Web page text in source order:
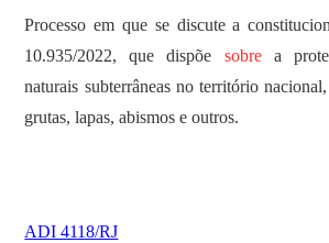
Processo em que se discute a
10.935/2022, que dispõe sobrea
naturais subterrâneas no território
grutas, lapas, abismos e outros.
ADI 4118/RJ